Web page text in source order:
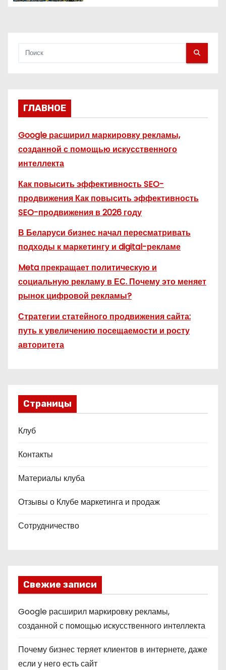
ГЛАВНОЕ
Google расширил маркировку рекламы,
созданной с помощью искусственного
интеллекта
Как повысить эффективность SEO-
продвижения Как повысить эффективность
SEO-продвижения в 2026 году
В Беларуси бизнес начал пересматривать
подходы к маркетингу и digital-рекламе
Meta прекращает политическую и
социальную рекламу в ЕС. Почему это меняет
рынок цифровой рекламы?
Стратегии статейного продвижения сайта:
путь к увеличению посещаемости и росту
авторитета
Страницы
Клуб
Контакты
Материалы клуба
Отзывы о Клубе маркетинга и продаж
Сотрудничество
Свежие записи
Google расширил маркировку рекламы,
созданной с помощью искусственного интеллекта
Почему бизнес теряет клиентов в интернете, даже
если у него есть сайт